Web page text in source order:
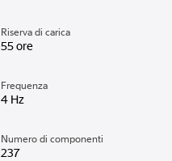
Riserva di carica
55 ore
Frequenza
4 Hz
Numero di componenti
237